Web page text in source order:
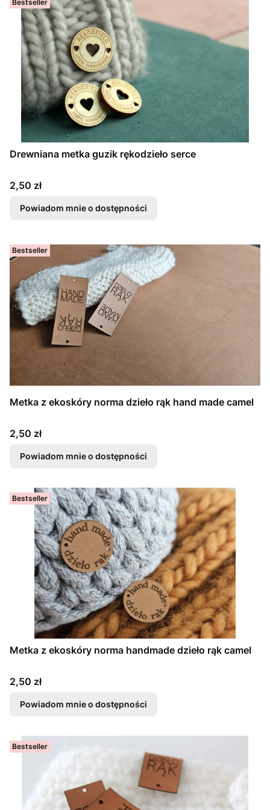
Bestseller
Drewniana metka guzik rękodzieło serce
Cena
2,50 zł
Powiadom mnie o dostępności
Bestseller
Metka z ekoskóry norma dzieło rąk hand made camel
Cena
2,50 zł
Powiadom mnie o dostępności
Bestseller
Metka z ekoskóry norma handmade dzieło rąk camel
Cena
2,50 zł
Powiadom mnie o dostępności
Bestseller